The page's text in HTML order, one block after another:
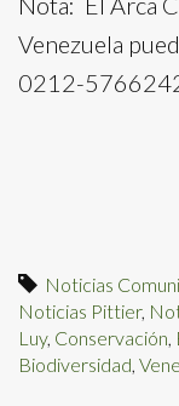
Venezuela
0212-
Noticias
Noticias Pittier,
Luy, Conservación
Biodiversidad